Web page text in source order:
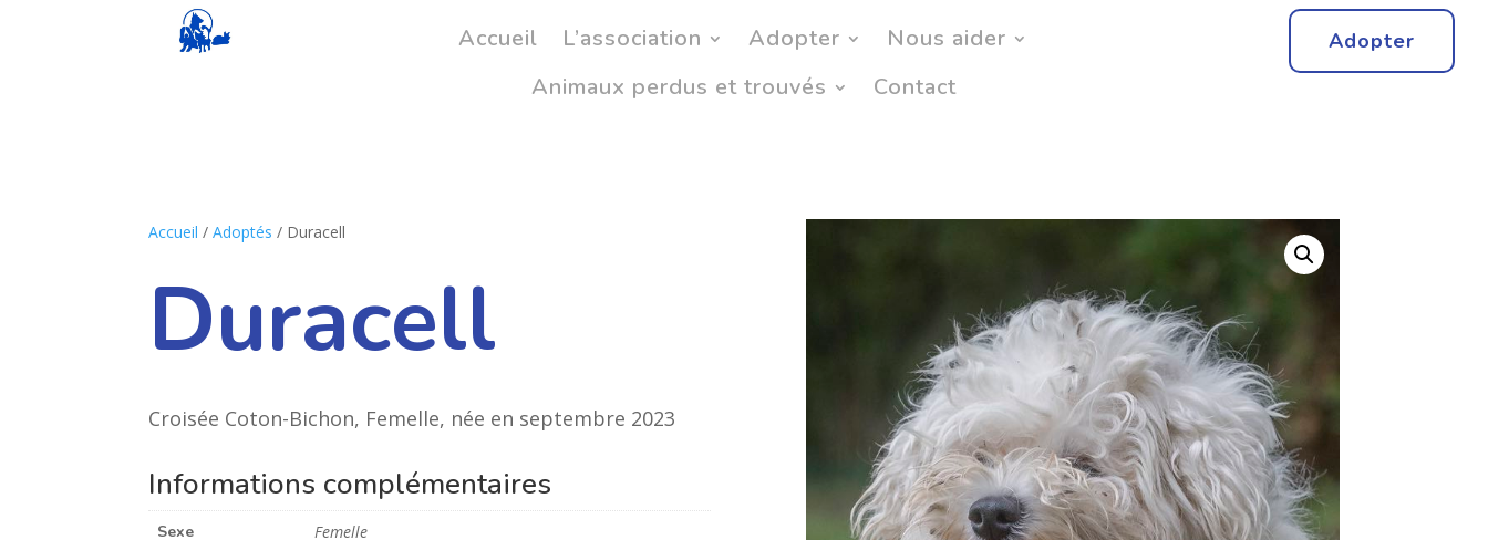
Accueil L’association Adopter
Nous aider
Animaux perdus et trouvés
Contact
Adopter
Accueil /Adoptés / Duracell
Duracell
Croisée Coton-Bichon, Femelle, née en septembre 2023
Informations complémentaires
Sexe
Femelle